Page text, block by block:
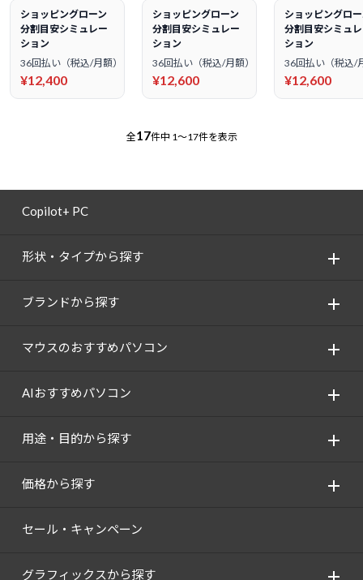
ショッピングローン
分割目安シミュレー
ション
36回払い（税込/月額）
¥12,400
ショッピングローン
分割目安シミュレー
ション
36回払い（税込/月額）
¥12,600
ショッピングロ
分割目安シミュ
ション
36回払い（税込/
¥12,600
全17件中 1～17件を表示
Copilot+ PC
形状・タイプから探す
ブランドから探す
マウスのおすすめパソコン
AIおすすめパソコン
用途・目的から探す
価格から探す
セール・キャンペーン
グラフィックスから探す